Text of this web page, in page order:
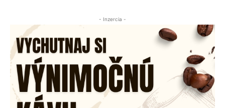
- Inzercia -